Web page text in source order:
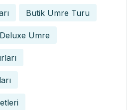
Butik Umre Turu
Deluxe Umre